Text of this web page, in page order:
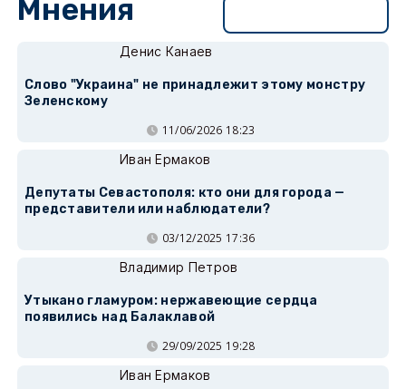
Мнения
Денис Канаев
Слово "Украина" не принадлежит этому монстру
Зеленскому
11/06/2026 18:23
Иван Ермаков
Депутаты Севастополя: кто они для города —
представители или наблюдатели?
03/12/2025 17:36
Владимир Петров
Утыкано гламуром: нержавеющие сердца
появились над Балаклавой
29/09/2025 19:28
Иван Ермаков